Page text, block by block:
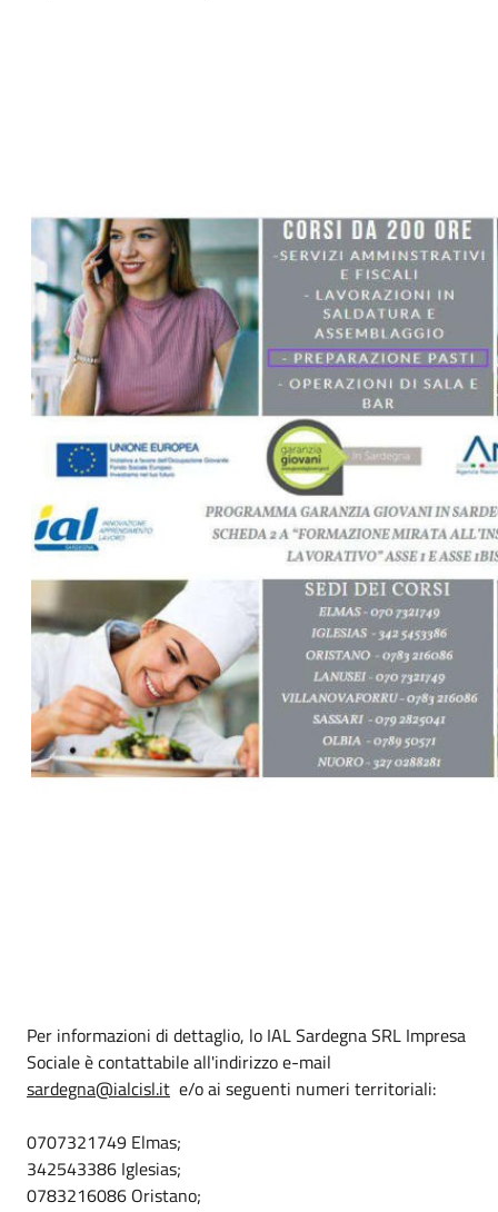
Per informazioni di dettaglio, lo IAL Sardegna SRL Impresa
Sociale è contattabile all'indirizzo e-mail
sardegna@ialcisl.it e/o ai seguenti numeri territoriali:
0707321749 Elmas;
342543386 Iglesias;
0783216086 Oristano;